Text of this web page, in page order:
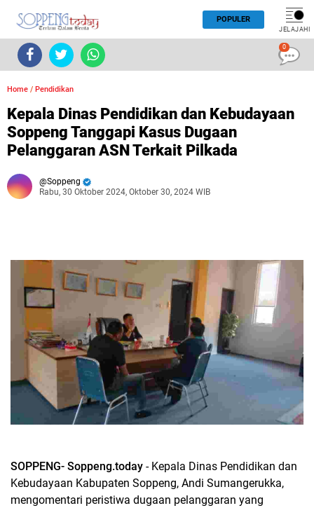
POPULER
JELAJAHI
Home / Pendidikan
Kepala Dinas Pendidikan dan Kebudayaan
Soppeng Tanggapi Kasus Dugaan
Pelanggaran ASN Terkait Pilkada
Soppeng
Rabu, 30 Oktober 2024, Oktober 30, 2024 WIB
SOPPENG- Soppeng.today - Kepala Dinas Pendidikan dan
Kebudayaan Kabupaten Soppeng, Andi Sumangerukka,
mengomentari peristiwa dugaan pelanggaran yang
0